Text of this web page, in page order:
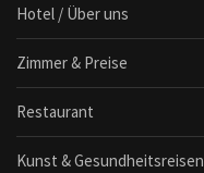
Hotel / Über uns
Zimmer & Preise
Restaurant
Kunst & Gesundheitsreisen